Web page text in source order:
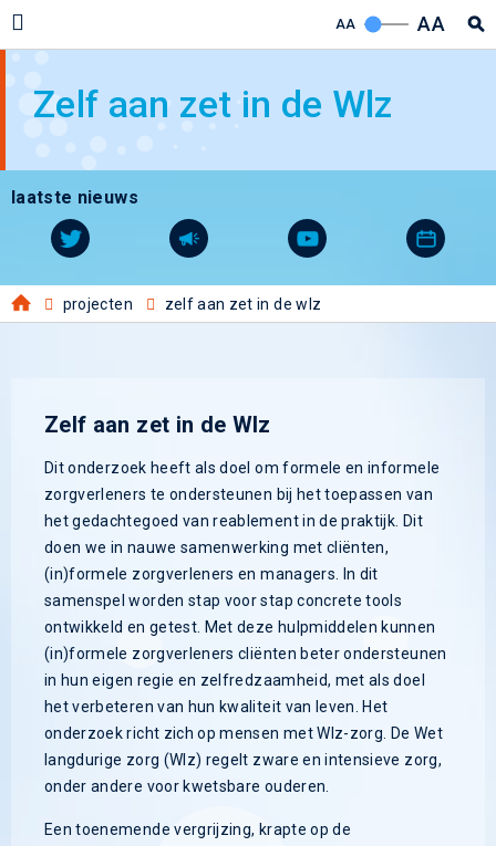
AA AA
Zelf aan zet in de Wlz
laatste nieuws
projecten zelf aan zet in de wlz
Zelf aan zet in de Wlz
Dit onderzoek heeft als doel om formele en informele
zorgverleners te ondersteunen bij het toepassen van
het gedachtegoed van reablement in de praktijk. Dit
doen we in nauwe samenwerking met cliënten,
(in)formele zorgverleners en managers. In dit
samenspel worden stap voor stap concrete tools
ontwikkeld en getest. Met deze hulpmiddelen kunnen
(in)formele zorgverleners cliënten beter ondersteunen
in hun eigen regie en zelfredzaamheid, met als doel
het verbeteren van hun kwaliteit van leven. Het
onderzoek richt zich op mensen met Wlz-zorg. De Wet
langdurige zorg (Wlz) regelt zware en intensieve zorg,
onder andere voor kwetsbare ouderen.
Een toenemende vergrijzing, krapte op de